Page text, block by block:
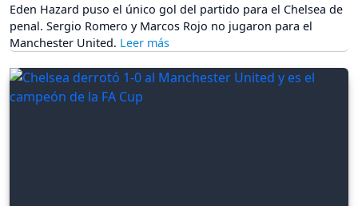
Eden Hazard puso el único gol del partido para el Chelsea de
penal. Sergio Romero y Marcos Rojo no jugaron para el
Manchester United.